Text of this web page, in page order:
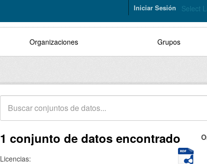
Select
Iniciar Sesión
Organizaciones Grupos
1 conjunto de datos encontrado
Licencias: